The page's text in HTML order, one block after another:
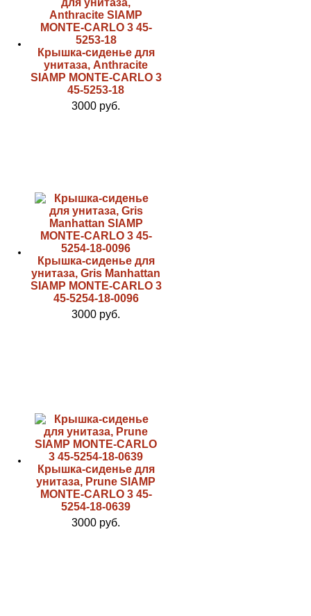
Крышка-сиденье для
унитаза, Anthracite
SIAMP MONTE-CARLO 3
45-5253-18
3000 руб.
Крышка-сиденье для
унитаза, Gris Manhattan
SIAMP MONTE-CARLO 3
45-5254-18-0096
3000 руб.
Крышка-сиденье для
унитаза, Prune SIAMP
MONTE-CARLO 3 45-
5254-18-0639
3000 руб.